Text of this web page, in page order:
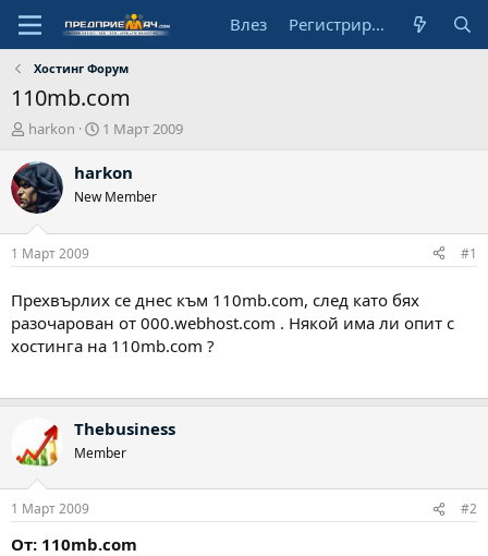
Влез Регистрирай се
Хостинг Форум
110mb.com
А
т
о
р
harkon
Н
ч
л
д
т
а
1 Март 2009
harkon
New Member
1 Март 2009 #1
Прехвърлих се днес към 110mb.com, след като бях
разочарован от 000.webhost.com . Някой има ли опит с
хостинга на 110mb.com ?
Thebusiness
Member
1 Март 2009 #2
От: 110mb.com